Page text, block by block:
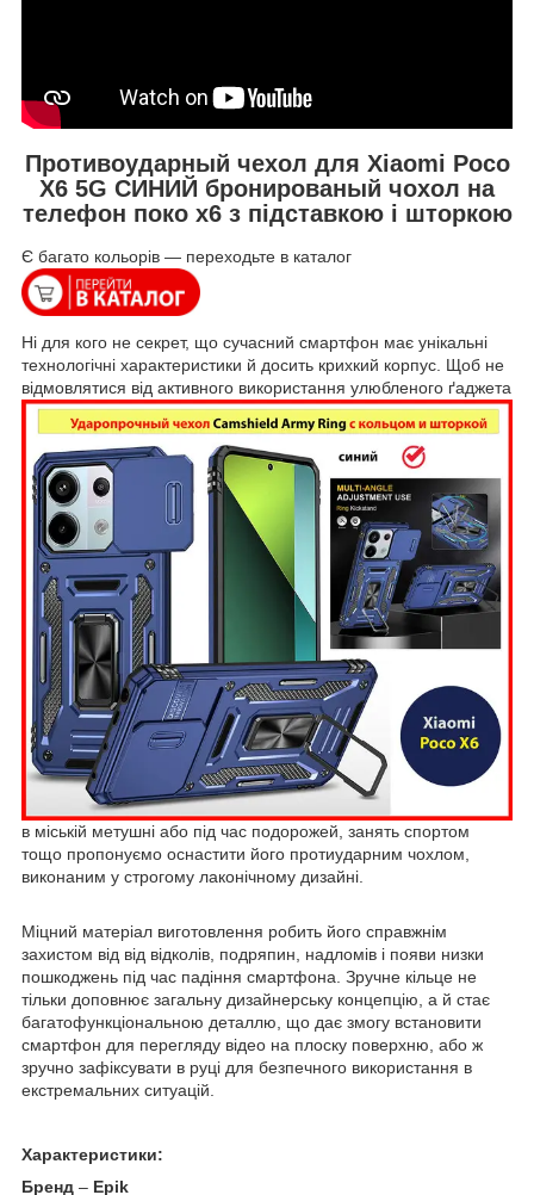
Противоударный чехол для Xiaomi Poco
X6 5G СИНИЙ бронированый чохол на
телефон поко х6 з підставкою і шторкою
Є багато кольорів — переходьте в каталог
Ні для кого не секрет, що сучасний смартфон має унікальні
технологічні характеристики й досить крихкий корпус. Щоб не
відмовлятися від активного використання улюбленого ґаджета
в міській метушні або під час подорожей, занять спортом
тощо пропонуємо оснастити його протиударним чохлом,
виконаним у строгому лаконічному дизайні.
Міцний матеріал виготовлення робить його справжнім
захистом від від відколів, подряпин, надломів і появи низки
пошкоджень під час падіння смартфона. Зручне кільце не
тільки доповнює загальну дизайнерську концепцію, а й стає
багатофункціональною деталлю, що дає змогу встановити
смартфон для перегляду відео на плоску поверхню, або ж
зручно зафіксувати в руці для безпечного використання в
екстремальних ситуацій.
Характеристики:
Бренд – Epik